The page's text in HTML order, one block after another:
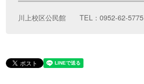
川上校区公民館 TEL：0952-62-5775